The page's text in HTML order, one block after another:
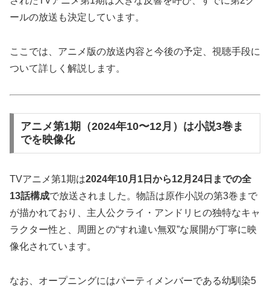
ールの放送も決定しています。
ここでは、アニメ版の放送内容と今後の予定、視聴手段に
ついて詳しく解説します。
アニメ第1期（2024年10〜12月）は小説3巻ま
でを映像化
TVアニメ第1期は2024年10月1日から12月24日までの全
13話構成で放送されました。物語は原作小説の第3巻まで
が描かれており、主人公クライ・アンドリヒの独特なキャ
ラクター性と、周囲との“すれ違い無双”な展開が丁寧に映
像化されています。
なお、オープニングにはパーティメンバーである幼馴染5